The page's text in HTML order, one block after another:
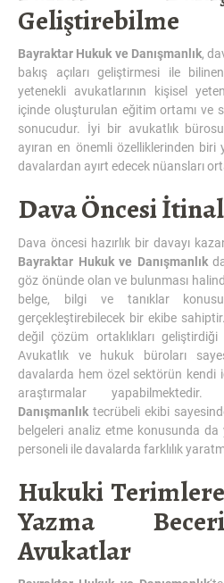
Geliştirebilme
Bayraktar Hukuk ve Danışmanlık,
bakış açıları geliştirmesi ile
yetenekli avukatlarının kişisel
içinde oluşturulan eğitim ortamı ve
sonucudur. İyi bir avukatlık
ayıran en önemli özelliklerinden biri
davalardan ayırt edecek nüansları
Dava Öncesi
Dava öncesi hazırlık bir davayı
Bayraktar Hukuk ve Danışmanlık
göz önünde olan ve bulunması
belge, bilgi ve tanıklar
gerçekleştirebilecek bir ekibe
değil çözüm ortaklıkları
Avukatlık ve hukuk büroları
davalarda hem özel sektörün kendi
araştırmalar yapabilmektedir.
Danışmanlık tecrübeli ekibi
belgeleri analiz etme konusunda
personeli ile davalarda farklılık
Hukuki
Yazma
Avukatlar